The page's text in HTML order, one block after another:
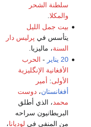
سلطنة الشحر
والمكلا
بيت جمل الليل
يتأسس في پرليس دار
السنة، ماليزيا.
20 يناير
- الحرب
الأفغانية الإنگليزية
الأولى: أمير
أفغانستان،دوست
محمد، الذي أطلق
البريطانيون سراحه
من المنفى في لوديانا،